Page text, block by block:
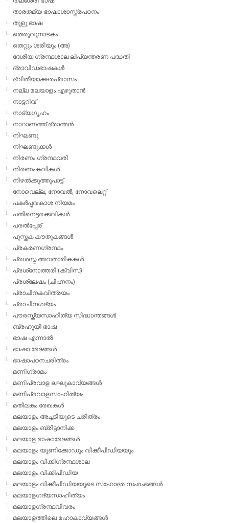
താരതമ്യ ഭാഷാശാസ്ത്രപഠനം
തുളു ഭാഷ
തെരുവുനാടകം
തെറ്റും ശരിയും (അ)
ദേശീയ ഗ്രന്ഥശാല ലിപ്യന്തരണ പദ്ധതി
ദ്രാവിഡഭാഷകള്‍
ദ്വിതീയാക്ഷരപ്രാസം
നല്ല മലയാളം എഴുതാന്‍
നാട്ടറിവ്
നാട്യഗൃഹം
നാറാണത്ത് ഭ്രാന്തന്‍
നിഘണ്ടു
നിഘണ്ടുക്കള്‍
നിരണം ഗ്രന്ഥവരി
നിരണംകവികള്‍
നിഴല്‍ക്കുത്തുപാട്ട്
നോവെല്ല, നോവല്‍, നോവലെറ്റ്
പകര്‍പ്പവകാശ നിയമം
പതിനെട്ടരക്കവികള്‍
പരല്‍പ്പേര്
പുസ്തക കൗതുകങ്ങള്‍
പ്രകരണഗ്രന്ഥം
പ്രശസ്ത അവതാരികകള്‍
പ്രശ്‌നോത്തരി (ക്വിസ്)
പ്രശ്ലേഷം (ചിഹ്നനം)
പ്രാചീനകവിത്രയം
പ്രാചീനഗദ്യം
പൗരസ്ത്യസാഹിത്യ സിദ്ധാന്തങ്ങള്‍
ബ്രഹൂയി ഭാഷ
ഭാഷ എന്നാല്‍
ഭാഷാ ഭേദങ്ങള്‍
ഭാഷാപഠനചരിത്രം
മണിഗ്രാമം
മണിപ്രവാള ലഘുകാവ്യങ്ങള്‍
മണിപ്രവാളസാഹിത്യം
മതിലകം രേഖകള്‍
മലയാളം അച്ചടിയുടെ ചരിത്രം
മലയാളം ബ്രിട്ടാനിക്ക
മലയാള ഭാഷാഭേദങ്ങള്‍
മലയാളം യൂണിക്കോഡും വിക്കീപീഡിയയും
മലയാളം വിക്കിഗ്രന്ഥശാല
മലയാളം വിക്കിപീഡിയ
മലയാളം വിക്കീപീഡിയയുടെ സഹോദര സംരംഭങ്ങള്‍
മലയാളഗദ്യസാഹിത്യം
മലയാളഗ്രന്ഥവിവരം
മലയാളത്തിലെ മഹാകാവ്യങ്ങള്‍